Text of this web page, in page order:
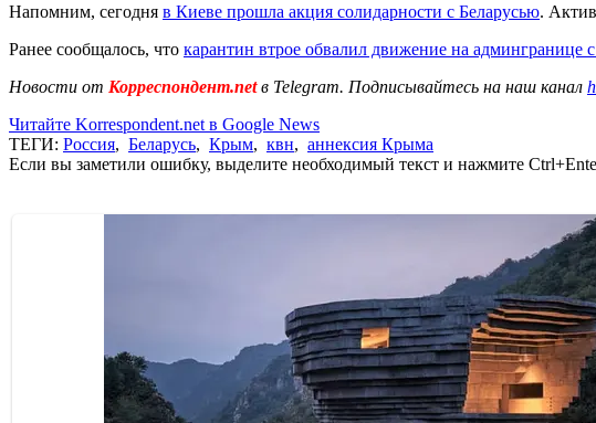
Напомним, сегодня в Киеве прошла акция солидарности с Беларусью.
Ранее сообщалось, что карантин втрое обвалил движение на админгранице
Новости от Корреспондент.netв Telegram. Подписывайтесь на наш канал
Читайте Korrespondent.net в Google News
ТЕГИ: Россия, Беларусь, Крым, квн, аннексия Крыма
Если вы заметили ошибку, выделите необходимый текст и нажмите